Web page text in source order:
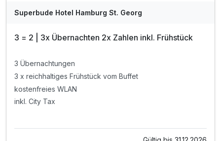
Superbude Hotel Hamburg St. Georg
3 = 2 | 3x Übernachten 2x Zahlen inkl. Frühstück
3 Übernachtungen
3 x reichhaltiges Frühstück vom Buffet
kostenfreies WLAN
inkl. City Tax